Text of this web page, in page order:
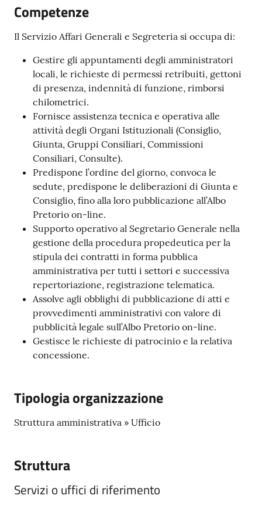
Seguici
Competenze
Il Servizio Affari Generali e Segreteria si occupa di:
Gestire gli appuntamenti degli amministratori
locali, le richieste di permessi retribuiti, gettoni
di presenza, indennità di funzione, rimborsi
chilometrici.
Fornisce assistenza tecnica e operativa alle
attività degli Organi Istituzionali (Consiglio,
Giunta, Gruppi Consiliari, Commissioni
Consiliari, Consulte).
Predispone l’ordine del giorno, convoca le
sedute, predispone le deliberazioni di Giunta e
Consiglio, fino alla loro pubblicazione all’Albo
Pretorio on-line.
Supporto operativo al Segretario Generale nella
gestione della procedura propedeutica per la
stipula dei contratti in forma pubblica
amministrativa per tutti i settori e successiva
repertoriazione, registrazione telematica.
Assolve agli obblighi di pubblicazione di atti e
provvedimenti amministrativi con valore di
pubblicità legale sull’Albo Pretorio on-line.
Gestisce le richieste di patrocinio e la relativa
concessione.
Tipologia organizzazione
Struttura amministrativa » Ufficio
Struttura
Servizi o uffici di riferimento